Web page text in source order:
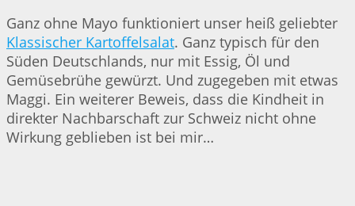
Ganz ohne Mayo funktioniert unser heiß geliebter
Klassischer Kartoffelsalat. Ganz typisch für den
Süden Deutschlands, nur mit Essig, Öl und
Gemüsebrühe gewürzt. Und zugegeben mit etwas
Maggi. Ein weiterer Beweis, dass die Kindheit in
direkter Nachbarschaft zur Schweiz nicht ohne
Wirkung geblieben ist bei mir…